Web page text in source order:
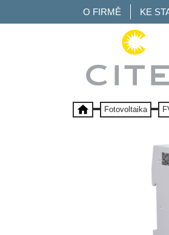
O FIRMĚ KE
Fotovoltaika